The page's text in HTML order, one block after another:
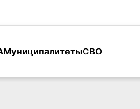
МуниципалитетыСВО